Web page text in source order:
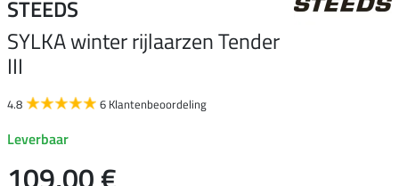
STEEDS
SYLKA winter rijlaarzen Tender
III
4.8 6 Klantenbeoordeling
Leverbaar